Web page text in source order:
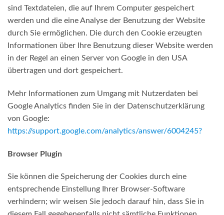
sind Textdateien, die auf Ihrem Computer gespeichert
werden und die eine Analyse der Benutzung der Website
durch Sie ermöglichen. Die durch den Cookie erzeugten
Informationen über Ihre Benutzung dieser Website werden
in der Regel an einen Server von Google in den USA
übertragen und dort gespeichert.
Mehr Informationen zum Umgang mit Nutzerdaten bei
Google Analytics finden Sie in der Datenschutzerklärung
von Google:
https://support.google.com/analytics/answer/6004245?
Browser Plugin
Sie können die Speicherung der Cookies durch eine
entsprechende Einstellung Ihrer Browser-Software
verhindern; wir weisen Sie jedoch darauf hin, dass Sie in